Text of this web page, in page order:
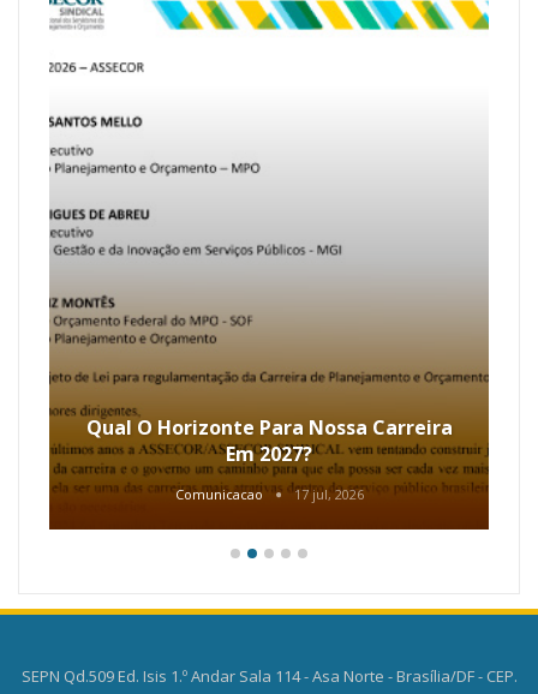
Qual O Horizonte Para Nossa Carreira
Em 2027?
Comunicacao 17 jul, 2026
SEPN Qd.509 Ed. Isis 1.º Andar Sala 114 - Asa Norte - Brasília/DF - CEP.